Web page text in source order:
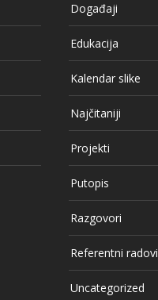
Događaji
Edukacija
Kalendar slike
Najčitaniji
Projekti
Putopis
Razgovori
Referentni radovi
Uncategorized